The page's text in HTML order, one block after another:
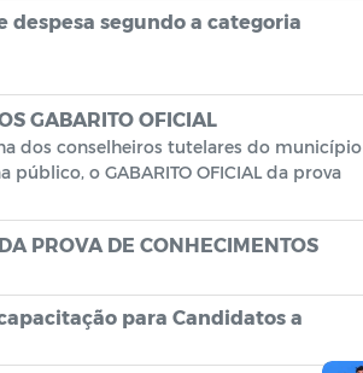
segundo a categoria
GABARITO OFICIAL
dos conselheiros tutelares do município
o GABARITO OFICIAL da prova
PROVA DE CONHECIMENTOS
para Candidatos a